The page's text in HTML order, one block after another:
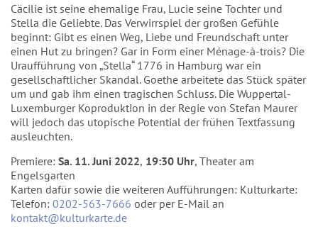
Cäcilie ist seine ehemalige Frau, Lucie seine Tochter und
Stella die Geliebte. Das Verwirrspiel der großen Gefühle
beginnt: Gibt es einen Weg, Liebe und Freundschaft unter
einen Hut zu bringen? Gar in Form einer Ménage-à-trois? Die
Uraufführung von „Stella“ 1776 in Hamburg war ein
gesellschaftlicher Skandal. Goethe arbeitete das Stück später
um und gab ihm einen tragischen Schluss. Die Wuppertal-
Luxemburger Koproduktion in der Regie von Stefan Maurer
will jedoch das utopische Potential der frühen Textfassung
ausleuchten.
Premiere: Sa. 11. Juni 2022, 19:30 Uhr, Theater am
Engelsgarten
Karten dafür sowie die weiteren Aufführungen: Kulturkarte:
Telefon: 0202-563-7666 oder per E-Mail an
kontakt@kulturkarte.de